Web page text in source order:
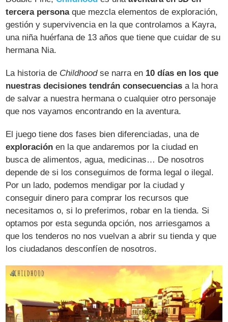
tercera personaque mezcla elementos de exploración,
gestión y supervivencia en la que controlamos a Kayra,
una niña huérfana de 13 años que tiene que cuidar de su
hermana Nia.
La historia de Childhoodse narra en 10 días en los que
nuestras decisiones tendrán consecuencias a la hora
de salvar a nuestra hermana o cualquier otro personaje
que nos vayamos encontrando en la aventura.
El juego tiene dos fases bien diferenciadas, una de
exploración en la que andaremos por la ciudad en
busca de alimentos, agua, medicinas… De nosotros
depende de si los conseguimos de forma legal o ilegal.
Por un lado, podemos mendigar por la ciudad y
conseguir dinero para comprar los recursos que
necesitamos o, si lo preferimos, robar en la tienda. Si
optamos por esta segunda opción, nos arriesgamos a
que los tenderos no nos vuelvan a abrir su tienda y que
los ciudadanos desconfíen de nosotros.